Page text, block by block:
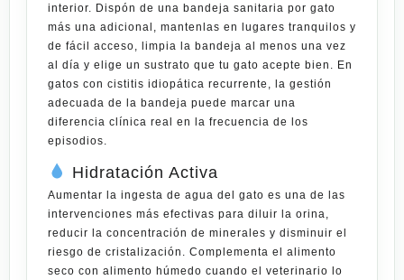
interior. Dispón de una bandeja sanitaria por gato
más una adicional, mantenlas en lugares tranquilos y
de fácil acceso, limpia la bandeja al menos una vez
al día y elige un sustrato que tu gato acepte bien. En
gatos con cistitis idiopática recurrente, la gestión
adecuada de la bandeja puede marcar una
diferencia clínica real en la frecuencia de los
episodios.
Hidratación Activa
Aumentar la ingesta de agua del gato es una de las
intervenciones más efectivas para diluir la orina,
reducir la concentración de minerales y disminuir el
riesgo de cristalización. Complementa el alimento
seco con alimento húmedo cuando el veterinario lo